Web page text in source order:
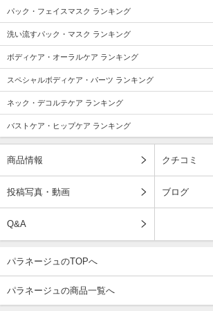
パック・フェイスマスク ランキング
洗い流すパック・マスク ランキング
ボディケア・オーラルケア ランキング
スペシャルボディケア・パーツ ランキング
ネック・デコルテケア ランキング
バストケア・ヒップケア ランキング
商品情報 クチコミ
投稿写真・動画 ブログ
Q&A
パラネージュのTOPへ
パラネージュの商品一覧へ